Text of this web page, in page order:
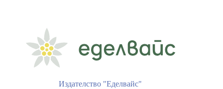
Издателство "Еделвайс"